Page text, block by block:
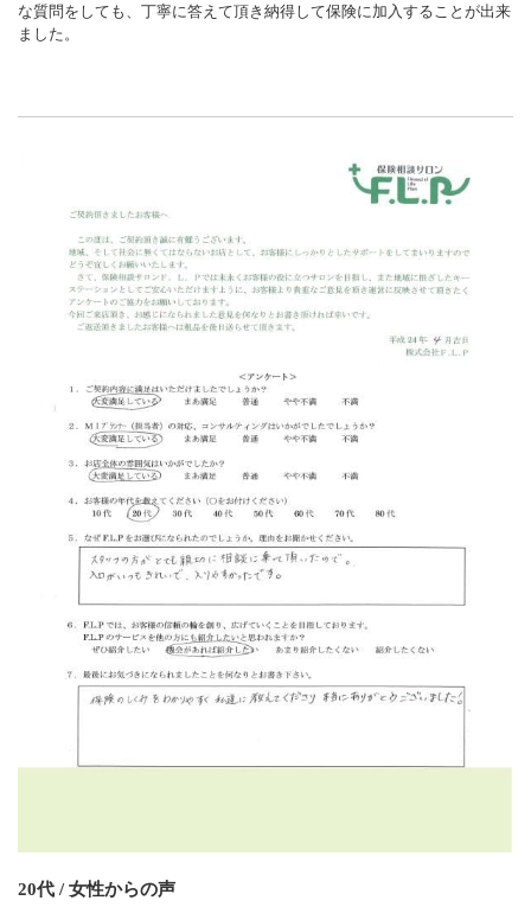
な質問をしても、丁寧に答えて頂き納得して保険に加入することが出来
ました。
20代 / 女性からの声